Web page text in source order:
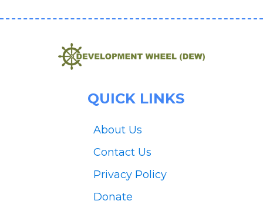
QUICK LINKS
About Us
Contact Us
Privacy Policy
Donate